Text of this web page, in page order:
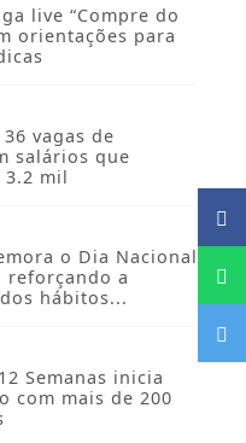
live “Compre do
orientações para
vagas de
salários que
3.2 mil
o Dia Nacional
reforçando a
hábitos...
Semanas inicia
com mais de 200